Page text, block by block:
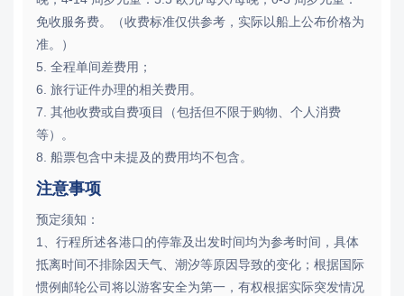
免收服务费。（收费标准仅供参考，实际以船上公布价格为
准。）
5. 全程单间差费用；
6. 旅行证件办理的相关费用。
7. 其他收费或自费项目（包括但不限于购物、个人消费
等）。
8. 船票包含中未提及的费用均不包含。
注意事项
预定须知：
1、行程所述各港口的停靠及出发时间均为参考时间，具体
抵离时间不排除因天气、潮汐等原因导致的变化；根据国际
惯例邮轮公司将以游客安全为第一，有权根据实际突发情况